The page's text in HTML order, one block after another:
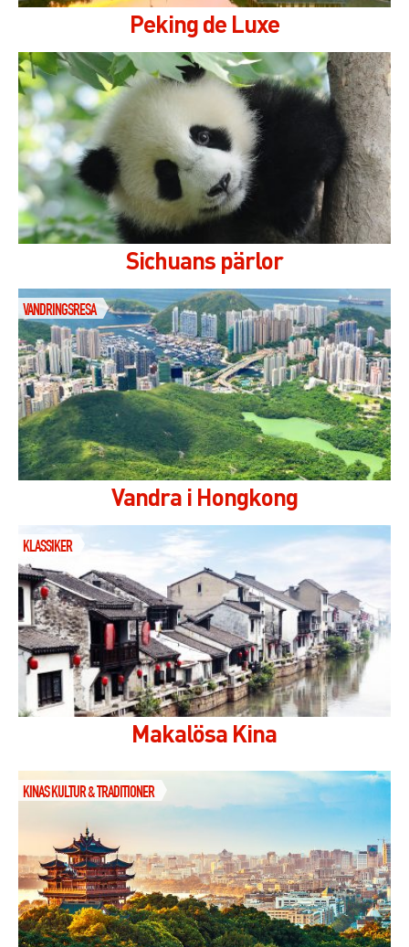
Peking de Luxe
Sichuans pärlor
Vandra i Hongkong
VANDRINGSRESA
Makalösa Kina
KLASSIKER
KINAS KULTUR & TRADITIONER